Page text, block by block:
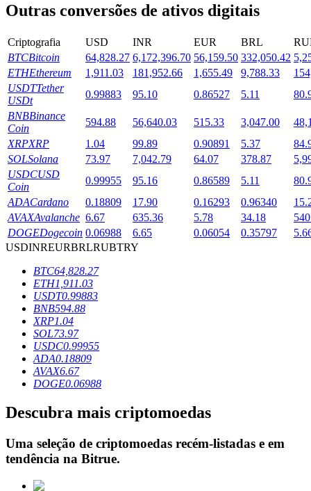
Launchpool
Staking flexível para ganhar tokens populares.
Bloqueios de BTR
Investimentos exclusivos para titulares de BTR
Empréstimos
Serviço de empréstimo apoiado por criptografia
Outras conversões de ativos digitais
Criptografia USD INR EUR BRL
BTCBitcoin 64,828.27 6,172,396.70 56,159.50 332,050.42
ETHEthereum 1,911.03 181,952.66 1,655.49 9,788.33
USDTTether
USDt
0.99883 95.10 0.86527 5.11
BNBBinance
Coin
594.88 56,640.03 515.33 3,047.00
XRPXRP 1.04 99.89 0.90891 5.37
SOLSolana 73.97 7,042.79 64.07 378.87
USDCUSD
Coin
0.99955 95.16 0.86589 5.11
ADACardano 0.18809 17.90 0.16293 0.96340
AVAXAvalanche 6.67 635.36 5.78 34.18
DOGEDogecoin 0.06988 6.65 0.06054 0.35797
USDINREURBRLRUBTRY
BTC64,828.27
ETH1,911.03
USDT0.99883
BNB594.88
XRP1.04
SOL73.97
USDC0.99955
ADA0.18809
AVAX6.67
DOGE0.06988
Descubra mais criptomoedas
Uma seleção de criptomoedas recém-listadas e em
tendência na Bitrue.